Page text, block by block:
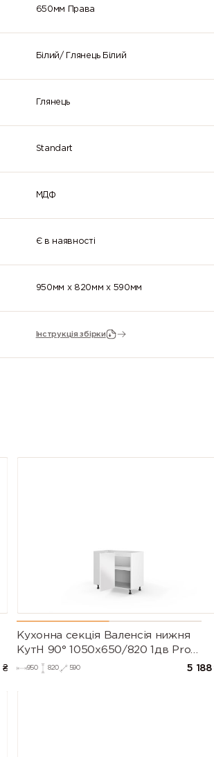
650мм Права
Білий/ Глянець Білий
Глянець
Standart
МДФ
Є в наявності
950мм x 820мм x 590мм
Інструкція збірки
₴
Кухонна секція Валенсія нижня
КутН 90° 1050х650/820 1дв Pro
Blum (Білий/Напівмат Білий 9003)
950 820 590 5 188